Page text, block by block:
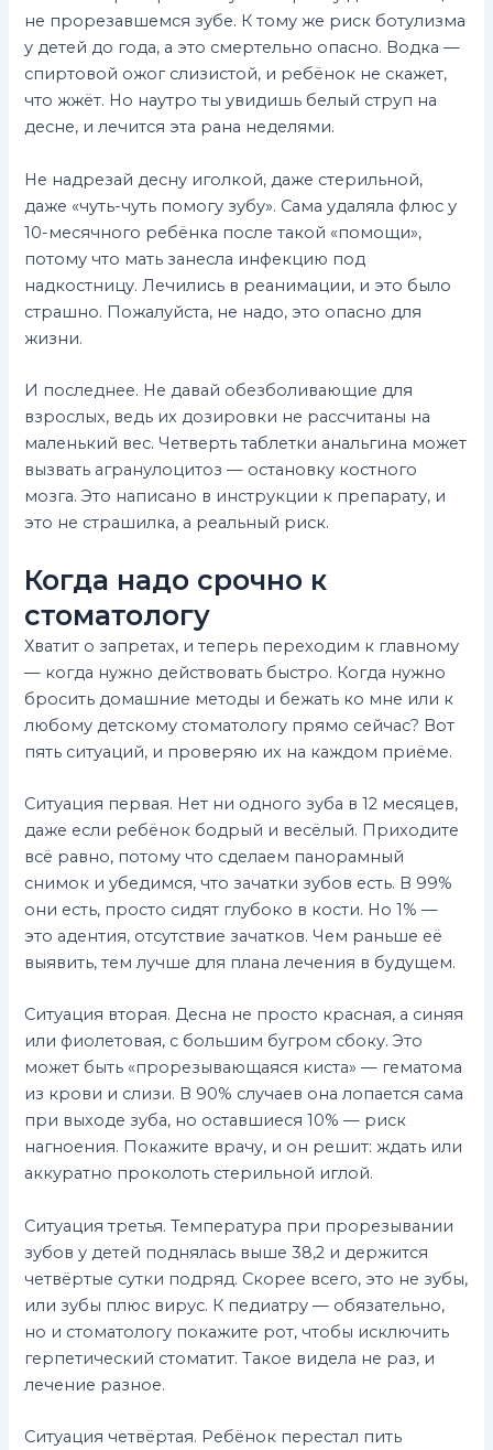
не прорезавшемся зубе. К тому же риск ботулизма
у детей до года, а это смертельно опасно. Водка —
спиртовой ожог слизистой, и ребёнок не скажет,
что жжёт. Но наутро ты увидишь белый струп на
десне, и лечится эта рана неделями.
Не надрезай десну иголкой, даже стерильной,
даже «чуть-чуть помогу зубу». Сама удаляла флюс у
10-месячного ребёнка после такой «помощи»,
потому что мать занесла инфекцию под
надкостницу. Лечились в реанимации, и это было
страшно. Пожалуйста, не надо, это опасно для
жизни.
И последнее. Не давай обезболивающие для
взрослых, ведь их дозировки не рассчитаны на
маленький вес. Четверть таблетки анальгина может
вызвать агранулоцитоз — остановку костного
мозга. Это написано в инструкции к препарату, и
это не страшилка, а реальный риск.
Когда надо срочно к
стоматологу
Хватит о запретах, и теперь переходим к главному
— когда нужно действовать быстро. Когда нужно
бросить домашние методы и бежать ко мне или к
любому детскому стоматологу прямо сейчас? Вот
пять ситуаций, и проверяю их на каждом приёме.
Ситуация первая. Нет ни одного зуба в 12 месяцев,
даже если ребёнок бодрый и весёлый. Приходите
всё равно, потому что сделаем панорамный
снимок и убедимся, что зачатки зубов есть. В 99%
они есть, просто сидят глубоко в кости. Но 1% —
это адентия, отсутствие зачатков. Чем раньше её
выявить, тем лучше для плана лечения в будущем.
Ситуация вторая. Десна не просто красная, а синяя
или фиолетовая, с большим бугром сбоку. Это
может быть «прорезывающаяся киста» — гематома
из крови и слизи. В 90% случаев она лопается сама
при выходе зуба, но оставшиеся 10% — риск
нагноения. Покажите врачу, и он решит: ждать или
аккуратно проколоть стерильной иглой.
Ситуация третья. Температура при прорезывании
зубов у детей поднялась выше 38,2 и держится
четвёртые сутки подряд. Скорее всего, это не зубы,
или зубы плюс вирус. К педиатру — обязательно,
но и стоматологу покажите рот, чтобы исключить
герпетический стоматит. Такое видела не раз, и
лечение разное.
Ситуация четвёртая. Ребёнок перестал пить